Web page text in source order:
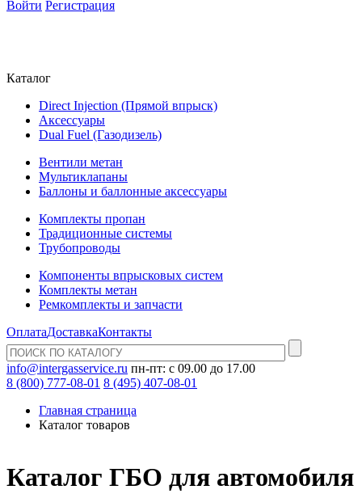
Войти Регистрация
Каталог
Direct Injection (Прямой впрыск)
Аксессуары
Dual Fuel (Газодизель)
Вентили метан
Мультиклапаны
Баллоны и баллонные аксессуары
Комплекты пропан
Традиционные системы
Трубопроводы
Компоненты впрысковых систем
Комплекты метан
Ремкомплекты и запчасти
ОплатаДоставкаКонтакты
info@intergasservice.ru пн-пт: с 09.00 до 17.00
8 (800) 777-08-01 8 (495) 407-08-01
Главная страница
Каталог товаров
Каталог ГБО для автомобиля